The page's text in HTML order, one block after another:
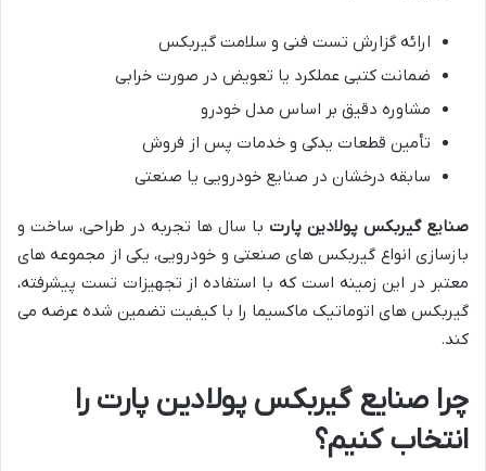
ارائه گزارش تست فنی و سلامت گیربکس
ضمانت کتبی عملکرد یا تعویض در صورت خرابی
مشاوره دقیق بر اساس مدل خودرو
تأمین قطعات یدکی و خدمات پس از فروش
سابقه درخشان در صنایع خودرویی یا صنعتی
صنایع گیربکس پولادین پارت با سال ها تجربه در طراحی، ساخت و
بازسازی انواع گیربکس های صنعتی و خودرویی، یکی از مجموعه های
معتبر در این زمینه است که با استفاده از تجهیزات تست پیشرفته،
گیربکس های اتوماتیک ماکسیما را با کیفیت تضمین شده عرضه می
کند.
چرا صنایع گیربکس پولادین پارت را
انتخاب کنیم؟